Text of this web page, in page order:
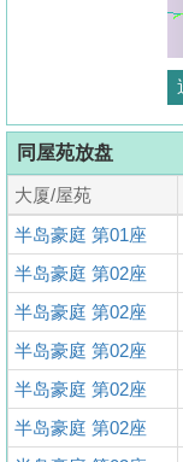
同屋苑放盘
大厦/屋苑
半岛豪庭 第01座
半岛豪庭 第02座
半岛豪庭 第02座
半岛豪庭 第02座
半岛豪庭 第02座
半岛豪庭 第02座